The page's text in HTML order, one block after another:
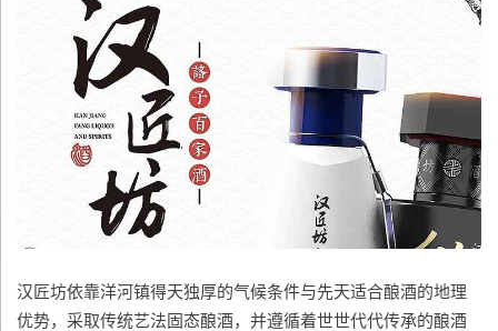
汉匠坊依靠洋河镇得天独厚的气候条件与先天适合酿酒的地理
优势，采取传统艺法固态酿酒，并遵循着世世代代传承的酿酒